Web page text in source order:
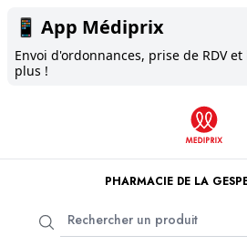
📱 App Médiprix
Envoi d'ordonnances, prise de RDV et
plus !
PHARMACIE DE LA